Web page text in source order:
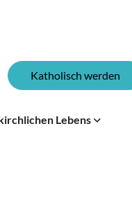
Katholisch werden
Lebens